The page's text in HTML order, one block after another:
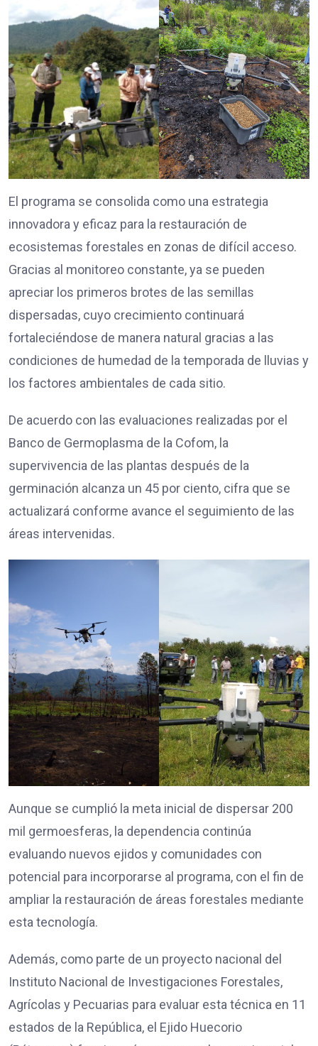
El programa se consolida como una estrategia
innovadora y eficaz para la restauración de
ecosistemas forestales en zonas de difícil acceso.
Gracias al monitoreo constante, ya se pueden
apreciar los primeros brotes de las semillas
dispersadas, cuyo crecimiento continuará
fortaleciéndose de manera natural gracias a las
condiciones de humedad de la temporada de lluvias y
los factores ambientales de cada sitio.
De acuerdo con las evaluaciones realizadas por el
Banco de Germoplasma de la Cofom, la
supervivencia de las plantas después de la
germinación alcanza un 45 por ciento, cifra que se
actualizará conforme avance el seguimiento de las
áreas intervenidas.
Aunque se cumplió la meta inicial de dispersar 200
mil germoesferas, la dependencia continúa
evaluando nuevos ejidos y comunidades con
potencial para incorporarse al programa, con el fin de
ampliar la restauración de áreas forestales mediante
esta tecnología.
Además, como parte de un proyecto nacional del
Instituto Nacional de Investigaciones Forestales,
Agrícolas y Pecuarias para evaluar esta técnica en 11
estados de la República, el Ejido Huecorio